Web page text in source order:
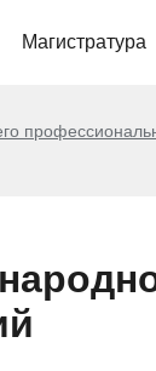
Магистратура